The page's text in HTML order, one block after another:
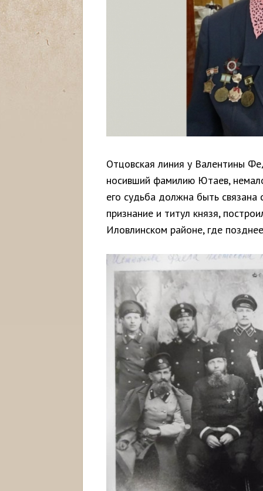
Отцовская линия у Валентины
носивший фамилию Ютаев,
его судьба должна быть
признание и титул князя,
Иловлинском районе, где